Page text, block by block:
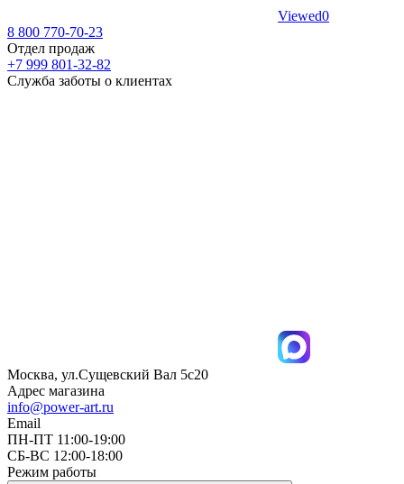
Viewed0
8 800 770-70-23
Отдел продаж
+7 999 801-32-82
Служба заботы о клиентах
Москва, ул.Сущевский Вал 5с20
Адрес магазина
info@power-art.ru
Email
ПН-ПТ 11:00-19:00
СБ-ВС 12:00-18:00
Режим работы